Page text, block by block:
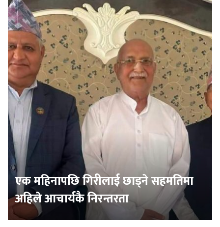
एक महिनापछि गिरीलाई छाड्ने सहमतिमा
अहिले आचार्यकै निरन्तरता